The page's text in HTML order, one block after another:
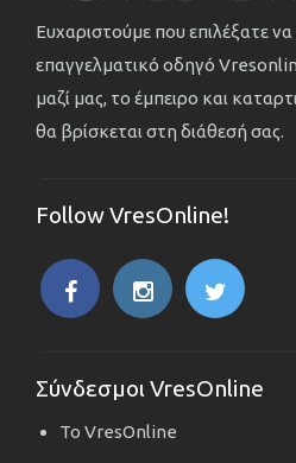
Ευχαριστούμε που επιλέξατε να
επαγγελματικό οδηγό
μαζί μας, το έμπειρο και
θα βρίσκεται στη διάθεσή σας.
Follow VresOnline!
Σύνδεσμοι VresOnline
Το VresOnline